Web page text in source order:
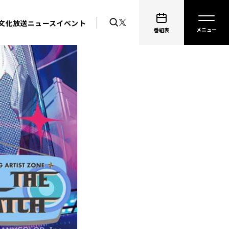
化放送ニュースイベント
番組表